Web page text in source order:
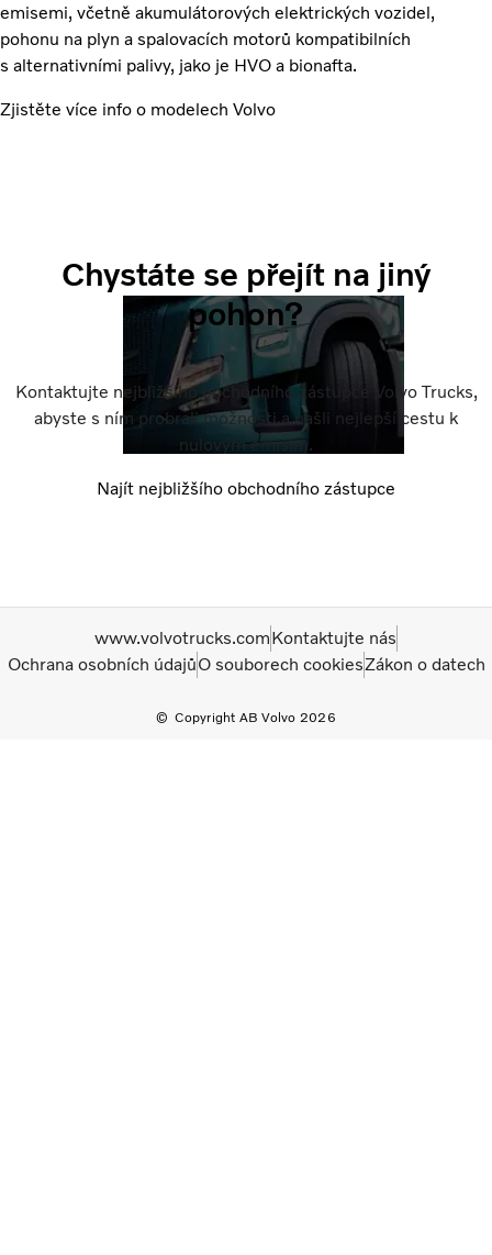
emisemi, včetně akumulátorových elektrických vozidel,
pohonu na plyn a spalovacích motorů kompatibilních
s alternativními palivy, jako je HVO a bionafta.
Zjistěte více info o modelech Volvo
Chystáte se přejít na jiný
pohon?
Kontaktujte nejbližšího obchodního zástupce Volvo Trucks,
abyste s ním probrali možnosti a našli nejlepší cestu k
nulovým emisím.
Najít nejbližšího obchodního zástupce
Copyright AB Volvo 2026
www.volvotrucks.comKontaktujte nás
Ochrana osobních údajůO souborech cookiesZákon o datech